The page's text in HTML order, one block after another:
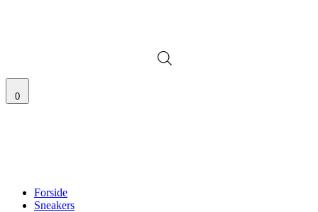
0
Forside
Sneakers